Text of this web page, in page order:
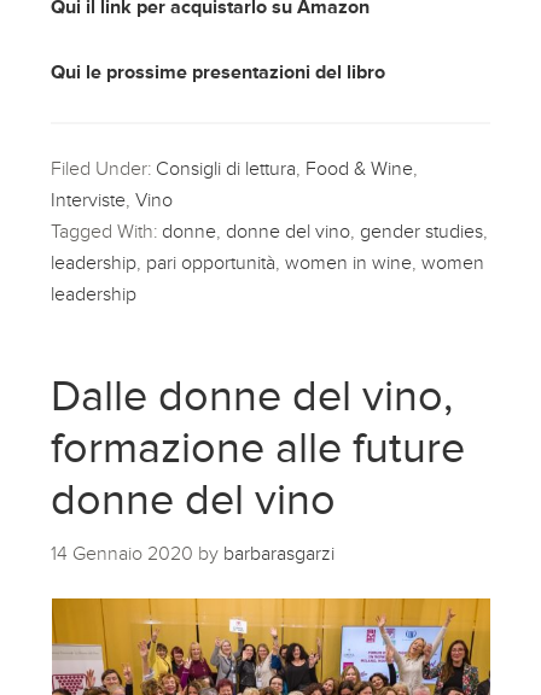
Qui il link per acquistarlo su Amazon
Qui le prossime presentazioni del libro
Filed Under: Consigli di lettura Food & Wine
Interviste ,Vino
Tagged With: donne donne del vino gender studies
leadership pari opportunità ,women in wine ,women
leadership
Dalle donne del vino,
formazione alle future
donne del vino
14 Gennaio 2020 by barbarasgarzi